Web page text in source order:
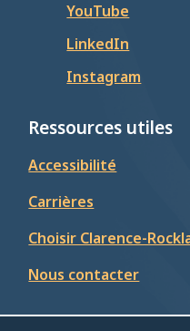
YouTube
LinkedIn
Instagram
Ressources utiles
Accessibilité
Carrières
Choisir Clarence-
Nous contacter